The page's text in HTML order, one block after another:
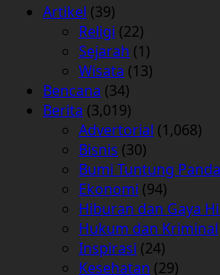
Artikel (39)
Religi (22)
Sejarah (1)
Wisata (13)
Bencana (34)
Berita (3,019)
Advertorial (1,068)
Bisnis (30)
Bumi Tuntung
Ekonomi (94)
Hiburan dan Gaya
Hukum dan Kriminal
Inspirasi (24)
Kesehatan (29)